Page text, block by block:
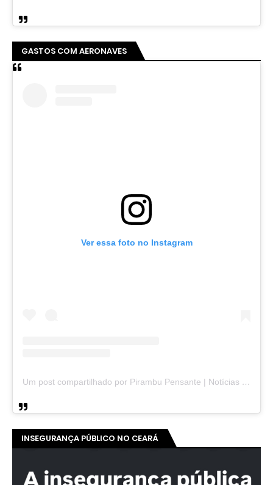
GASTOS COM AERONAVES
Ver essa foto no Instagram
Um post compartilhado por Pirambu Pensante | Notícias & Entretenimento (@pirambupensante)
INSEGURANÇA PÚBLICO NO CEARÁ